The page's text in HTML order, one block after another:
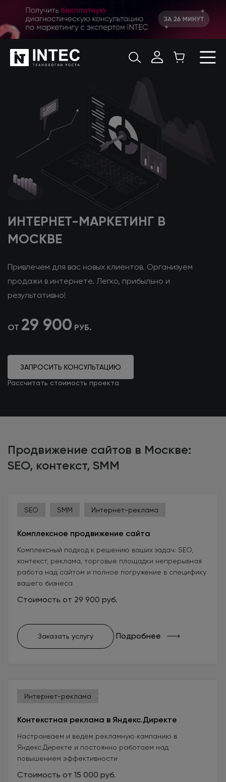
ИНТЕРНЕТ-МАРКЕТИНГ В
МОСКВЕ
Привлечем для вас новых клиентов. Организуем
продажи в интернете. Легко, прибыльно и
результативно!
ОТ 29 900 РУБ.
ЗАПРОСИТЬ КОНСУЛЬТАЦИЮ
Рассчитать стоимость проекта
Продвижение сайтов в Москве:
SEO, контекст, SMM
SEO SMM Интернет-реклама
Комплексное продвижение сайта
Комплексный подход к решению ваших задач: SEO,
контекст, реклама, торговые площадки непрерывная
работа над сайтом и полное погружение в специфику
вашего бизнеса.
Стоимость от 29 900 руб.
Заказать услугу Подробнее
Интернет-реклама
Контекстная реклама в Яндекс.Директе
Настраиваем и ведем рекламную кампанию в
Яндекс.Директе и постоянно работаем над
повышением эффективности
Стоимость от 15 000 руб.